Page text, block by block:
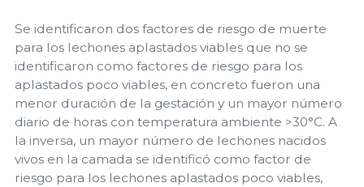
Se identificaron dos factores de riesgo de muerte
para los lechones aplastados viables que no se
identificaron como factores de riesgo para los
aplastados poco viables, en concreto fueron una
menor duración de la gestación y un mayor número
diario de horas con temperatura ambiente >30°C. A
la inversa, un mayor número de lechones nacidos
vivos en la camada se identificó como factor de
riesgo para los lechones aplastados poco viables,